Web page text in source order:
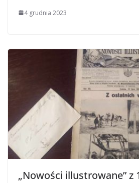
4 grudnia 2023
„Nowości illustrowane” z